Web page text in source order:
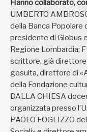
Hanno collaborato,
UMBERTO
della Banca Popolare
presidente di Globus
Regione Lombardia;
scrittore, già direttore
gesuita, direttore di
della Fondazione
DALLA CHIESA
organizzata presso
PAOLO FOGLIZZO